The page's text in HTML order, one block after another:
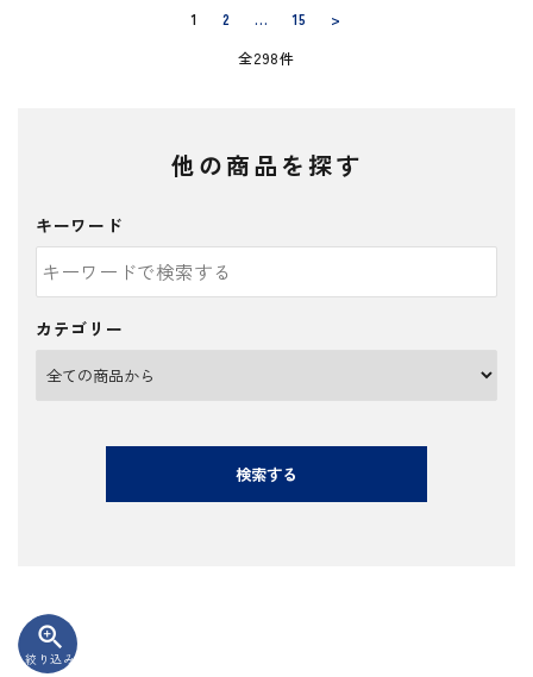
1 2 … 15
>
全298件
他の商品を探す
キーワード
カテゴリー
検索する
zoom_in
絞り込み